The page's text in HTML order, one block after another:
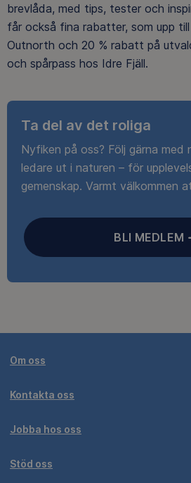
brevlåda, med tips, tester och
får också fina rabatter, som upp
Outnorth och 20 % rabatt på
och spårpass hos Idre Fjäll.
Ta del av det roliga
Nyfiken på oss? Följ gärna med
ledare ut i naturen – för
gemenskap. Varmt välkommen
BLI MEDLEM
Om oss
Kontakta oss
Jobba hos oss
Stöd oss